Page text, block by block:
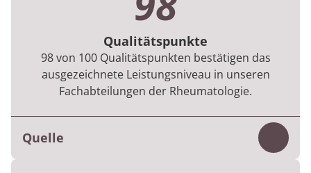
Qualitätspunkte
98 von 100 Qualitätspunkten bestätigen das
ausgezeichnete Leistungsniveau in unseren
Fachabteilungen der Rheumatologie.
Quelle